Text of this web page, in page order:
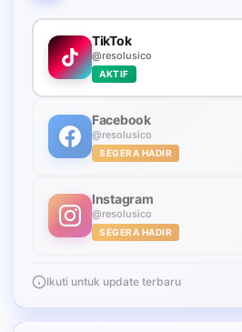
TikTok
@resolusico
AKTIF
Facebook
@resolusico
SEGERA HADIR
Instagram
@resolusico
SEGERA HADIR
Ikuti untuk update terbaru